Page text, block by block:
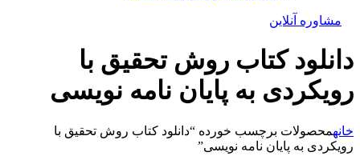
مشاوره آنلاین
دانلود کتاب روش تحقیق با
رویکردی به پایان نامه نویسی
خانهمحصولات برچسب خورده “دانلود کتاب روش تحقیق با
رویکردی به پایان نامه نویسی”